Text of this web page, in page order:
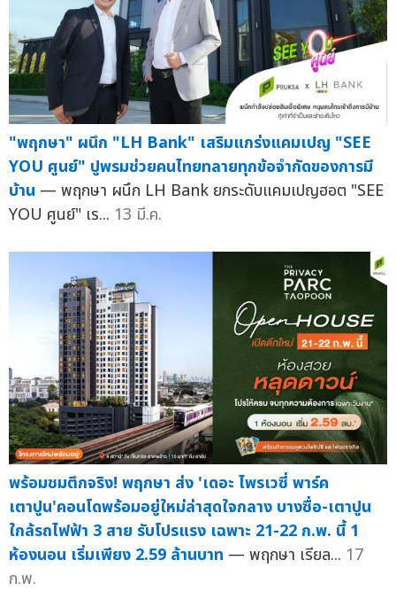
"พฤกษา" ผนึก "LH Bank" เสริมแกร่งแคมเปญ "SEE
YOU ศูนย์" ปูพรมช่วยคนไทยทลายทุกข้อจำกัดของการมี
บ้าน — พฤกษา ผนึก LH Bank ยกระดับแคมเปญฮอต "SEE
YOU ศูนย์" เร... 13 มี.ค.
พร้อมชมตึกจริง! พฤกษา ส่ง 'เดอะ ไพรเวซี่ พาร์ค
เตาปูน'คอนโดพร้อมอยู่ใหม่ล่าสุดใจกลาง บางซื่อ-เตาปูน
ใกล้รถไฟฟ้า 3 สาย รับโปรแรง เฉพาะ 21-22 ก.พ. นี้ 1
ห้องนอน เริ่มเพียง 2.59 ล้านบาท — พฤกษา เรียล... 17
ก.พ.